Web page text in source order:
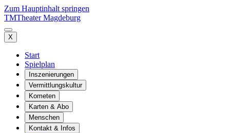
Zum Hauptinhalt springen
TMTheater Magdeburg
X
Start
Spielplan
Inszenierungen
Vermittlungskultur
Kometen
Karten & Abo
Menschen
Kontakt & Infos